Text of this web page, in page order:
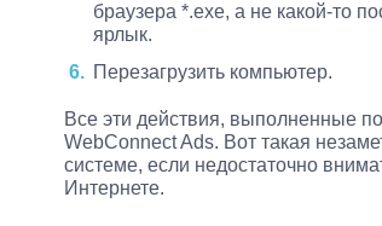
браузера *.exe, а не какой-то
ярлык.
Перезагрузить компьютер.
Все эти действия, выполненные
WebConnect Ads. Вот такая
системе, если недостаточно
Интернете.